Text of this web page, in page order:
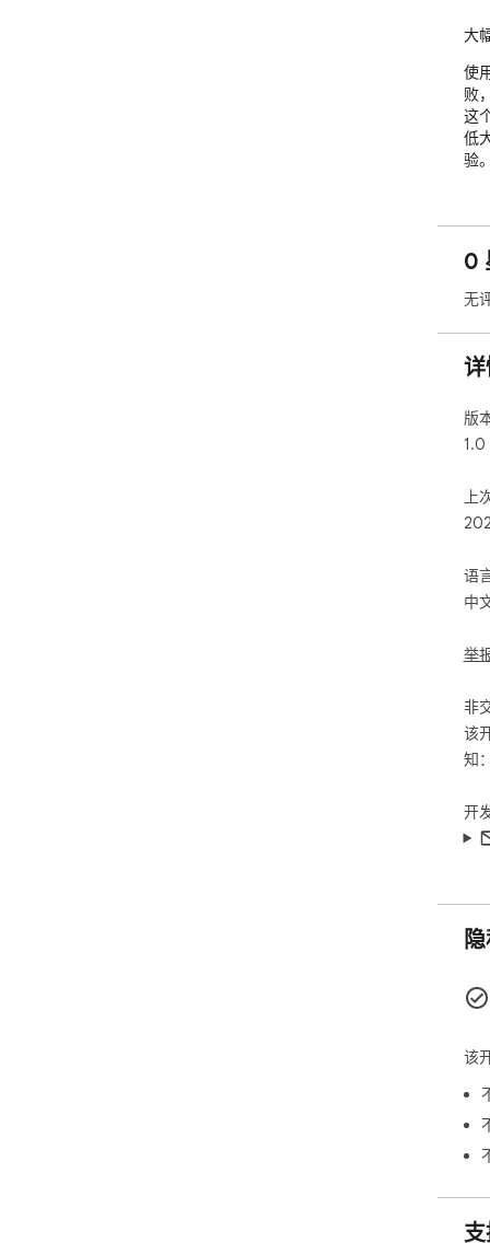
大
使
败
这
低
验
0
无
版
1.0
上
举
语
中
开
非
该
知
该